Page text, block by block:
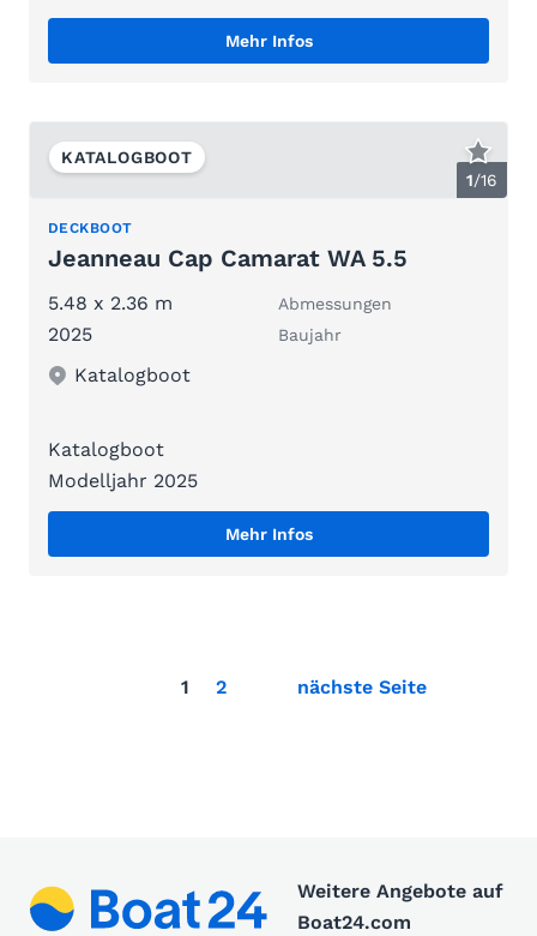
Mehr Infos
1/16
KATALOGBOOT
DECKBOOT
Jeanneau Cap Camarat WA 5.5
5.48 x 2.36 m Abmessungen
2025 Baujahr
Katalogboot
Katalogboot
Modelljahr 2025
Mehr Infos
1 2 nächste Seite
Weitere Angebote auf
Boat24.com